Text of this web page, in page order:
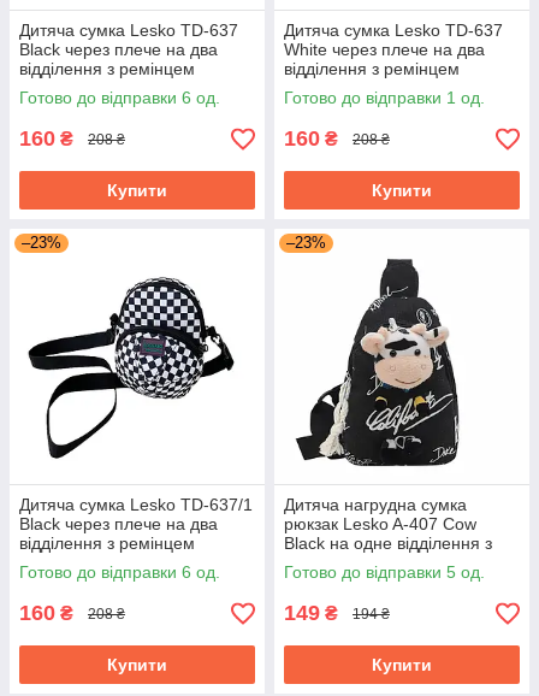
Дитяча сумка Lesko TD-637
Black через плече на два
відділення з ремінцем
Готово до відправки 6 од.
160 ₴ 208 ₴
Купити
Дитяча сумка Lesko TD-637
White через плече на два
відділення з ремінцем
Готово до відправки 1 од.
160 ₴ 208 ₴
Купити
–23%
Дитяча сумка Lesko TD-637/1
Black через плече на два
відділення з ремінцем
Готово до відправки 6 од.
160 ₴ 208 ₴
Купити
–23%
Дитяча нагрудна сумка
рюкзак Lesko A-407 Cow
Black на одне відділення з
ремінцем
Готово до відправки 5 од.
149 ₴ 194 ₴
Купити